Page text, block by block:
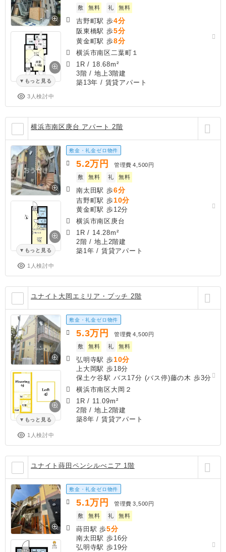
もっと見る
3人検討中
敷
無料 礼 無料
吉野町駅 歩4分
阪東橋駅 歩5分
黄金町駅 歩8分
横浜市南区二葉町１
1R / 18.68m²
3階 / 地上3階建
築13年 / 賃貸アパート
横浜市南区庚台 アパート 2階
もっと見る
1人検討中
敷金・礼金ゼロ物件
5.2万円 管理費 4,500円
敷
無料 礼 無料
南太田駅 歩6分
吉野町駅 歩10分
黄金町駅 歩12分
横浜市南区庚台
1R / 14.28m²
2階 / 地上2階建
築1年 / 賃貸アパート
ユナイト大岡エミリア・プッチ 2階
もっと見る
1人検討中
敷金・礼金ゼロ物件
5.3万円 管理費 4,500円
敷
無料 礼 無料
弘明寺駅 歩10分
上大岡駅 歩18分
保土ケ谷駅 バス17分 (バス停)藤の木 歩3分
横浜市南区大岡２
1R / 11.09m²
2階 / 地上2階建
築8年 / 賃貸アパート
ユナイト蒔田ペンシルべニア 1階
敷金・礼金ゼロ物件
5.1万円 管理費 3,500円
敷
無料 礼 無料
蒔田駅 歩5分
南太田駅 歩16分
弘明寺駅 歩19分